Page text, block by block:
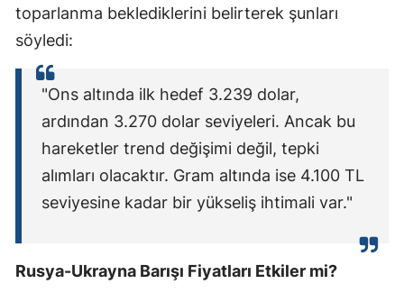
Kahramanmaraş
Mardin
Muğla
Nevşehir
toparlanma beklediklerini belirterek şunları
söyledi:
"Ons altında ilk hedef 3.239 dolar,
ardından 3.270 dolar seviyeleri. Ancak bu
hareketler trend değişimi değil, tepki
alımları olacaktır. Gram altında ise 4.100 TL
seviyesine kadar bir yükseliş ihtimali var."
Rusya-Ukrayna Barışı Fiyatları Etkiler mi?